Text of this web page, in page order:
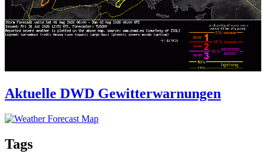
Aktuelle DWD Gewitterwarnungen
Tags